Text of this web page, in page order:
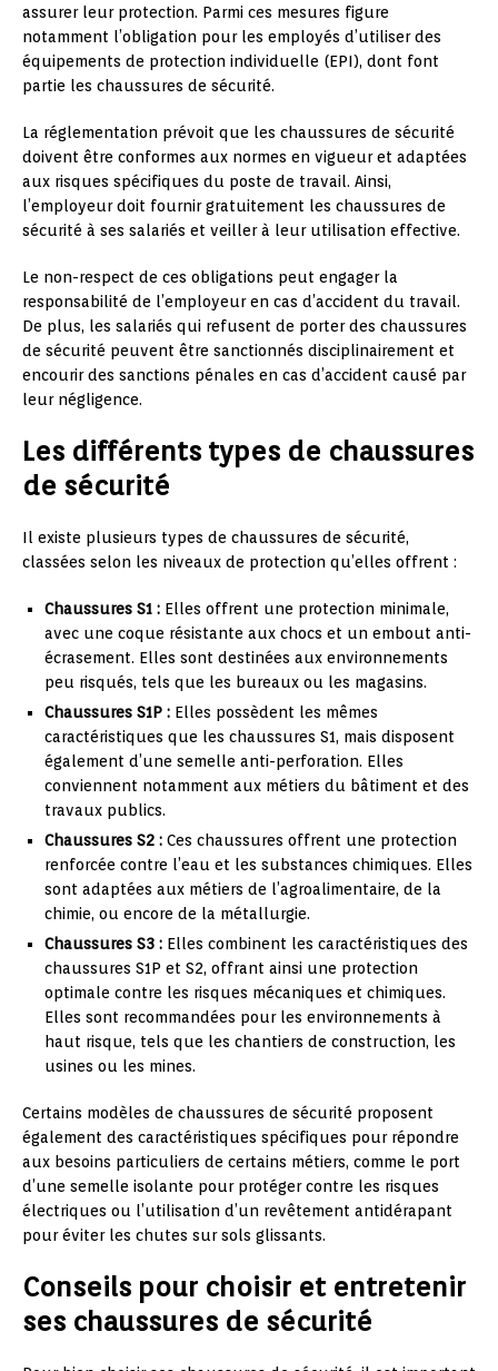
assurer leur protection. Parmi ces mesures figure
notamment l’obligation pour les employés d’utiliser des
équipements de protection individuelle (EPI), dont font
partie les chaussures de sécurité.
La réglementation prévoit que les chaussures de sécurité
doivent être conformes aux normes en vigueur et adaptées
aux risques spécifiques du poste de travail. Ainsi,
l’employeur doit fournir gratuitement les chaussures de
sécurité à ses salariés et veiller à leur utilisation effective.
Le non-respect de ces obligations peut engager la
responsabilité de l’employeur en cas d’accident du travail.
De plus, les salariés qui refusent de porter des chaussures
de sécurité peuvent être sanctionnés disciplinairement et
encourir des sanctions pénales en cas d’accident causé par
leur négligence.
Les différents types de chaussures
de sécurité
Il existe plusieurs types de chaussures de sécurité,
classées selon les niveaux de protection qu’elles offrent :
Chaussures S1 : Elles offrent une protection minimale,
avec une coque résistante aux chocs et un embout anti-
écrasement. Elles sont destinées aux environnements
peu risqués, tels que les bureaux ou les magasins.
Chaussures S1P : Elles possèdent les mêmes
caractéristiques que les chaussures S1, mais disposent
également d’une semelle anti-perforation. Elles
conviennent notamment aux métiers du bâtiment et des
travaux publics.
Chaussures S2 : Ces chaussures offrent une protection
renforcée contre l’eau et les substances chimiques. Elles
sont adaptées aux métiers de l’agroalimentaire, de la
chimie, ou encore de la métallurgie.
Chaussures S3 : Elles combinent les caractéristiques des
chaussures S1P et S2, offrant ainsi une protection
optimale contre les risques mécaniques et chimiques.
Elles sont recommandées pour les environnements à
haut risque, tels que les chantiers de construction, les
usines ou les mines.
Certains modèles de chaussures de sécurité proposent
également des caractéristiques spécifiques pour répondre
aux besoins particuliers de certains métiers, comme le port
d’une semelle isolante pour protéger contre les risques
électriques ou l’utilisation d’un revêtement antidérapant
pour éviter les chutes sur sols glissants.
Conseils pour choisir et entretenir
ses chaussures de sécurité